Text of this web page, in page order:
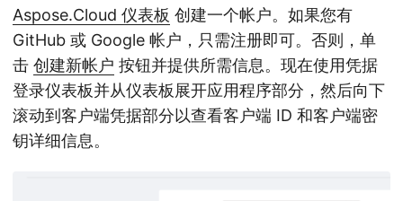
Aspose.Cloud 仪表板 创建一个帐户。如果您有
GitHub 或 Google 帐户，只需注册即可。否则，单
击 创建新帐户 按钮并提供所需信息。现在使用凭据
登录仪表板并从仪表板展开应用程序部分，然后向下
滚动到客户端凭据部分以查看客户端 ID 和客户端密
钥详细信息。